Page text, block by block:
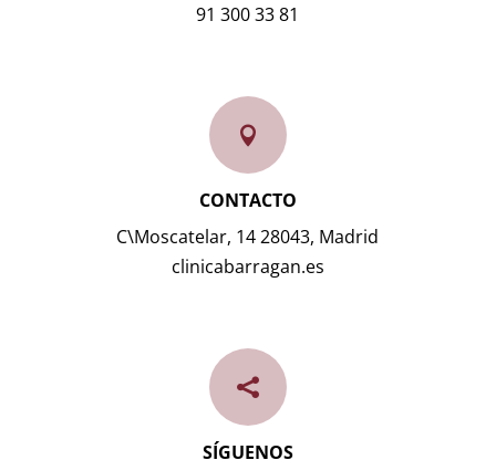
91 300 33 81

CONTACTO
C\Moscatelar, 14 28043, Madrid
clinicabarragan.es

SÍGUENOS